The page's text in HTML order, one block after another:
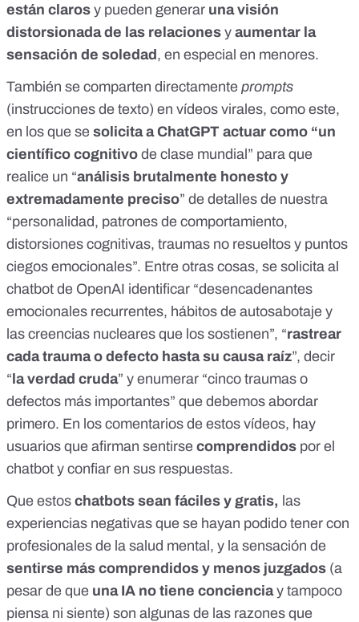
están claros y pueden generar una visión
distorsionada de las relaciones y aumentar la
sensación de soledad, en especial en menores.
También se comparten directamente prompts
(instrucciones de texto) en vídeos virales, como este,
en los que se solicita a ChatGPT actuar como “un
científico cognitivo de clase mundial” para que
realice un “análisis brutalmente honesto y
extremadamente preciso” de detalles de nuestra
“personalidad, patrones de comportamiento,
distorsiones cognitivas, traumas no resueltos y puntos
ciegos emocionales”. Entre otras cosas, se solicita al
chatbot de OpenAI identificar “desencadenantes
emocionales recurrentes, hábitos de autosabotaje y
las creencias nucleares que los sostienen”, “rastrear
cada trauma o defecto hasta su causa raíz”, decir
“la verdad cruda” y enumerar “cinco traumas o
defectos más importantes” que debemos abordar
primero. En los comentarios de estos vídeos, hay
usuarios que afirman sentirse comprendidos por el
chatbot y confiar en sus respuestas.
Que estos chatbots sean fáciles y gratis, las
experiencias negativas que se hayan podido tener con
profesionales de la salud mental, y la sensación de
sentirse más comprendidos y menos juzgados (a
pesar de que una IA no tiene concienciay tampoco
piensa ni siente) son algunas de las razones que